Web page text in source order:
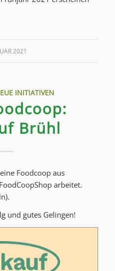
2021
INITIATIVEN
Brühl
Foodcoop aus
arbeitet.
und gutes Gelingen!